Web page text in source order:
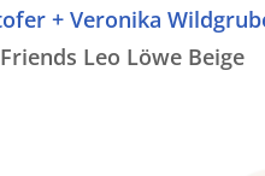
+ Veronika
Leo Löwe Beige